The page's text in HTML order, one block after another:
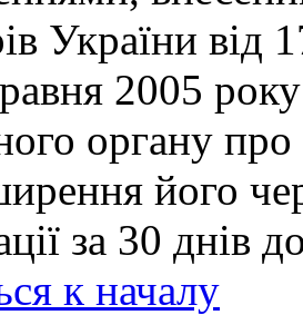
України від
2005
органу
його
за 30 днів
к началу